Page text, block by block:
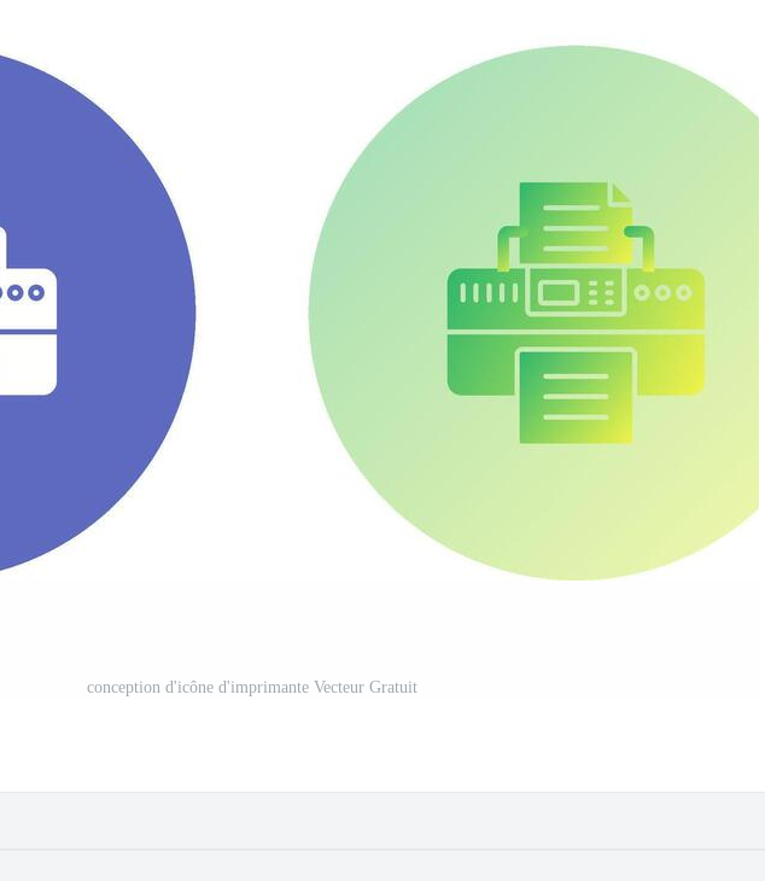
conception d'icône d'imprimante Vecteur Gratuit